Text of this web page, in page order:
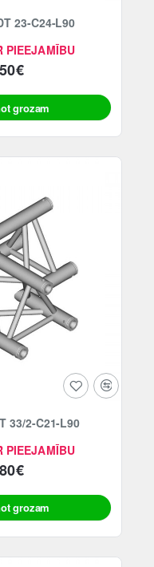
PIEEJAMĪBU
23-C24-L90
grozam
PIEEJAMĪBU
33/2-C21-L90
grozam